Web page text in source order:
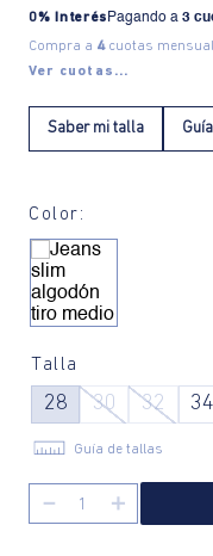
0% Interés Pagando a 3
Compra a 4cuotas
Ver cuotas...
Saber mi talla
Color:
Talla
28 30 32 34
Guía de tallas
＋
－